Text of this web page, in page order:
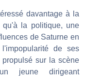
davantage à la
la politique, une
de Saturne en
de ses
propulsé sur la scène
jeune dirigeant